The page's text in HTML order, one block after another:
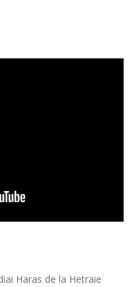
Haras de la Hetraie